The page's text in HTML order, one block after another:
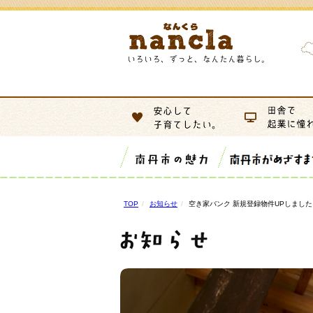
TOP お知らせ 空き家バンク 新規登録物件UPしまし